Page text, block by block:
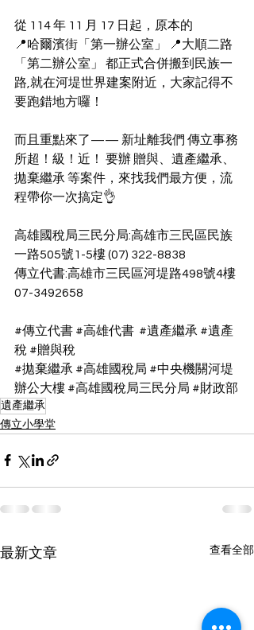
從 114 年 11 月 17 日起，原本的
📍哈爾濱街「第一辦公室」 📍大順二路
「第二辦公室」 都正式合併搬到民族一
路,就在河堤世界建案附近，大家記得不
要跑錯地方囉！
而且重點來了—— 新址離我們 傳立事務
所超！級！近！ 要辦 贈與、遺產繼承、
拋棄繼承 等案件，來找我們最方便，流
程帶你一次搞定👌
高雄國稅局三民分局:高雄市三民區民族
一路505號1-5樓 (07) 322-8838
傳立代書:高雄市三民區河堤路498號4樓
07-3492658
#傳立代書 #高雄代書 #遺產繼承 #遺產
稅 #贈與稅
#拋棄繼承 #高雄國稅局 #中央機關河堤
辦公大樓 #高雄國稅局三民分局 #財政部
遺產繼承
傳立小學堂
最新文章 查看全部